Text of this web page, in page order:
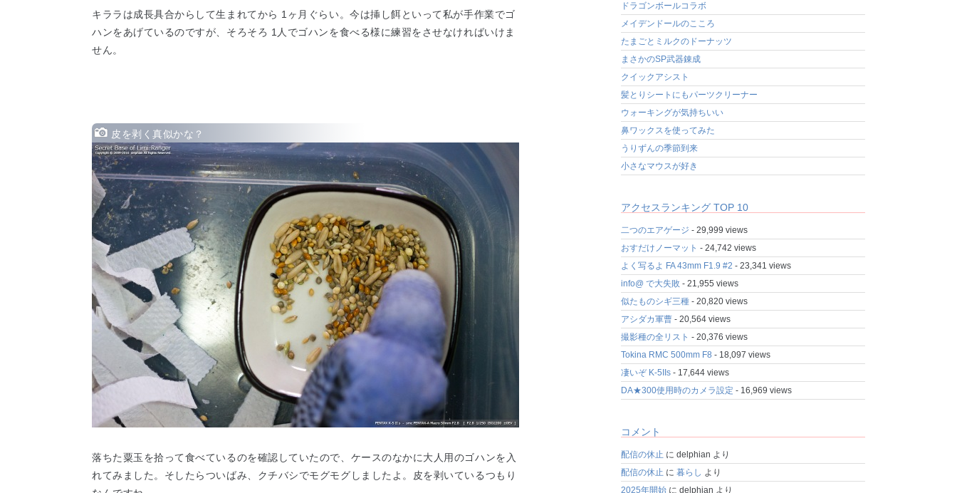
キララは成長具合からして生まれてから 1ヶ月ぐらい。今は挿し餌といって私が手作業でゴ
ハンをあげているのですが、そろそろ 1人でゴハンを食べる様に練習をさせなければいけま
せん。
皮を剥く真似かな？
落ちた粟玉を拾って食べているのを確認していたので、ケースのなかに大人用のゴハンを入
れてみました。そしたらついばみ、クチバシでモグモグしましたよ。皮を剥いているつもり
ドラゴンボールコラボ
メイデンドールのこころ
たまごとミルクのドーナッツ
まさかのSP武器錬成
クイックアシスト
髪とりシートにもパーツクリーナー
ウォーキングが気持ちいい
鼻ワックスを使ってみた
うりずんの季節到来
小さなマウスが好き
アクセスランキング TOP 10
二つのエアゲージ - 29,999 views
おすだけノーマット - 24,742 views
よく写るよ FA 43mm F1.9 #2 - 23,341 views
info@ で大失敗- 21,955 views
似たものシギ三種- 20,820 views
アシダカ軍曹- 20,564 views
撮影種の全リスト - 20,376 views
Tokina RMC 500mm F8 - 18,097 views
凄いぞ K-5IIs- 17,644 views
DA★300使用時のカメラ設定 - 16,969 views
コメント
配信の休止 に delphian より
配信の休止 に 暮らし より
2025年開始に delphian より